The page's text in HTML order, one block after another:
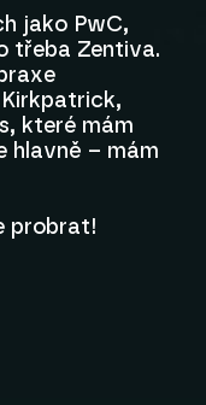
jako PwC,
třeba Zentiva.
které mám
hlavně – mám
probrat!